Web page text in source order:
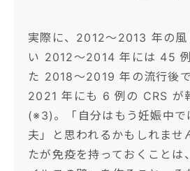
実際に、2012〜2013 年の風
い 2012〜2014 年には 45
た 2018〜2019 年の流行後
2021 年にも 6 例の CRS が
(※3)。「自分はもう妊娠中で
夫」と思われるかもしれませ
たが免疫を持っておくことは